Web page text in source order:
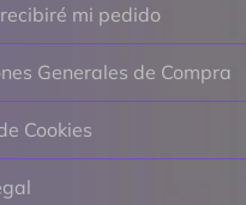
mi pedido
Generales de Compra
Cookies